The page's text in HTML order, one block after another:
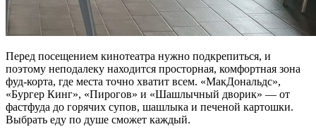
Перед посещением кинотеатра нужно подкрепиться, и
поэтому неподалеку находится просторная, комфортная зона
фуд-корта, где места точно хватит всем. «МакДональдс»,
«Бургер Кинг», «Пирогов» и «Шашлычный дворик» — от
фастфуда до горячих супов, шашлыка и печеной картошки.
Выбрать еду по душе сможет каждый.